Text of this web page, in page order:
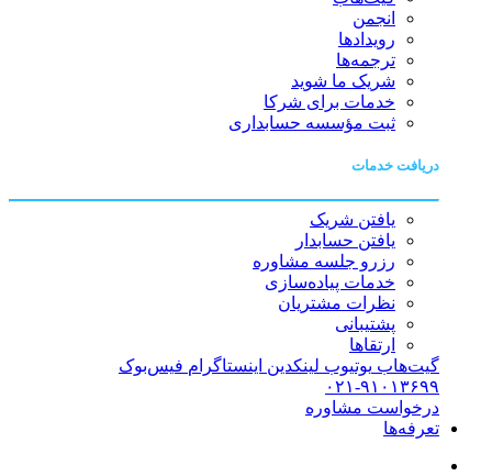
انجمن
رویدادها
ترجمه‌ها
شریک ما شوید
خدمات برای شرکا
ثبت مؤسسه حسابداری
دریافت خدمات
یافتن شریک
یافتن حسابدار
رزرو جلسه مشاوره
خدمات پیاده‌سازی
نظرات مشتریان
پشتیبانی
ارتقاها
گیت‌هاب یوتیوب لینکدین اینستاگرام فیس‌بوک
۰۲۱-۹۱۰۱۳۶۹۹
درخواست مشاوره
تعرفه‌ها